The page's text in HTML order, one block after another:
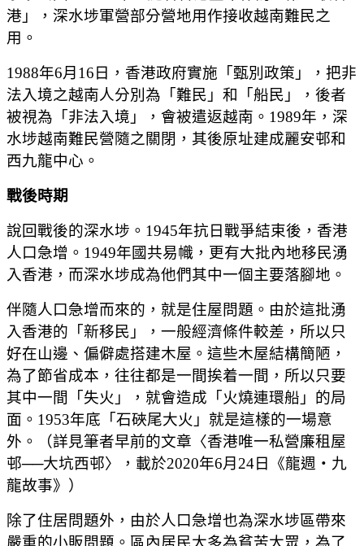
港」，深水埗軍營部分營地用作接收越南難民之
用。
1988年6月16日，香港政府實施「甄別政策」，把非
法入境之越南人分別為「難民」和「船民」，後者
被視為「非法入境」，會被遣返越南。1989年，深
水埗越南難民營隨之關閉，其後原址建成麗安邨和
西九龍中心。
戰後時期
說回戰後的深水埗。1945年抗日戰爭結束後，香港
人口急增。1949年國共易幟，更有大批內地移民湧
入香港，而深水埗成為他們其中一個主要落腳地。
伴隨人口急增而來的，就是住屋問題。由於這批湧
入香港的「新移民」，一般經濟條件較差，所以只
好在山邊、偏僻處搭建木屋。這些木屋結構簡陋，
為了節省成本，往往都是一間挨着一間，所以只要
其中一間「失火」，就會造成「火燒連環船」的局
面。1953年底「石硤尾大火」就是這樣的一場意
外。（詳見筆者早前的文章〈香港唯一私營廉租屋
邨──大坑西邨〉，載於2020年6月24日《龍週‧九
龍故事》）
除了住居問題外，由於人口急增也為深水埗區帶來
嚴重的小販問題。區內居民大多為貧苦大眾，為了